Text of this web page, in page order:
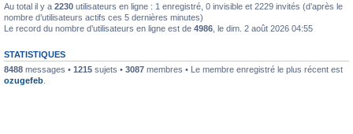
Au total il y a 2230 utilisateurs en ligne : 1 enregistré, 0 invisible et 2229 invités (d’après le
nombre d’utilisateurs actifs ces 5 dernières minutes)
Le record du nombre d’utilisateurs en ligne est de 4986 , le dim. 2 août 2026 04:55
STATISTIQUES
8488 messages • 1215 sujets • 3087 membres • Le membre enregistré le plus récent est
ozugefeb